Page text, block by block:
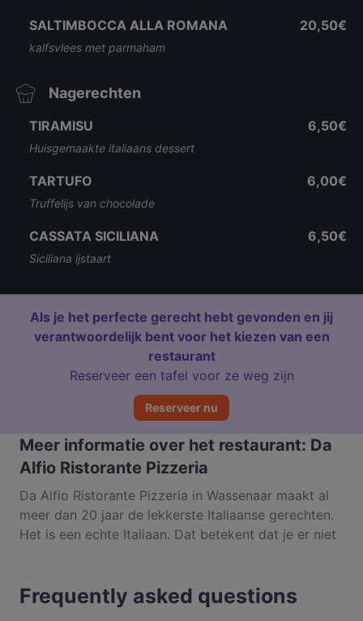
SALTIMBOCCA ALLA ROMANA
kalfsvlees met parmaham
20,50€
Nagerechten
TIRAMISU
Huisgemaakte italiaans dessert
6,50€
TARTUFO
Truffelijs van chocolade
6,00€
CASSATA SICILIANA
Siciliana ijstaart
6,50€
Als je het perfecte gerecht hebt gevonden en jij
verantwoordelijk bent voor het kiezen van een
restaurant
Reserveer een tafel voor ze weg zijn
Reserveer nu
Meer informatie over het restaurant: Da
Alfio Ristorante Pizzeria
Da Alfio Ristorante Pizzeria in Wassenaar maakt al
meer dan 20 jaar de lekkerste Italiaanse gerechten.
Het is een echte Italiaan. Dat betekent dat je er niet
en saltimbocca en visspecialiteiten zoals gamba’s en
verse tonijn van de grill. Uiteraard ontbreken de
Frequently asked questions